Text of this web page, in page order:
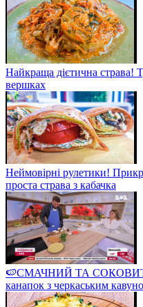
Найкраща дієтична страва!
вершках
Неймовірні рулетики!
проста страва з кабачка
🍉СМАЧНИЙ ТА
канапок з черкаським